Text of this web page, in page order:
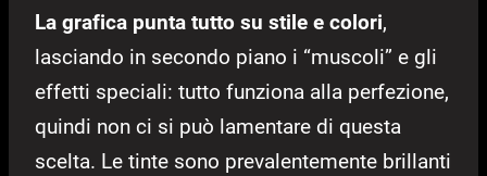
La grafica punta tutto su stile e colori,
lasciando in secondo piano i “muscoli” e gli
effetti speciali: tutto funziona alla perfezione,
quindi non ci si può lamentare di questa
scelta. Le tinte sono prevalentemente brillanti